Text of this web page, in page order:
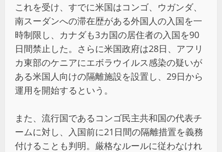
これを受け、すでに米国はコンゴ、ウガンダ、
南スーダンへの滞在歴がある外国人の入国を一
時制限し、カナダも3カ国の居住者の入国を90
日間禁止した。さらに米国政府は28日、アフリ
カ東部のケニアにエボラウイルス感染の疑いが
ある米国人向けの隔離施設を設置し、29日から
運用を開始するという。
また、流行国であるコンゴ民主共和国の代表チ
ームに対し、入国前に21日間の隔離措置を義務
付けることも判明。厳格なルールに従わなけれ